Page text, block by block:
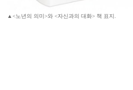
▲<노년의 의미>와 <자신과의 대화> 책 표지.